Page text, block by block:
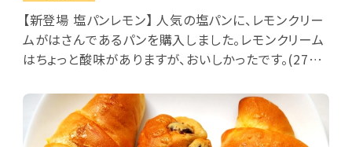
【新登場 塩パンレモン】 人気の塩パンに、レモンクリー
ムがはさんであるパンを購入しました。レモンクリーム
はちょっと酸味がありますが、おいしかったです。(270
パン(162円)を購入しました。 塩パンレーズンは、小さ
めですが、レーズンはたっぷり練り込まれていました。
「常陸国」とついたパンは、茨城産小麦と水戸産米粉を